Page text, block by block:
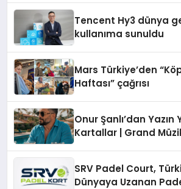
Tencent Hy3 dünya
kullanıma sunuldu
Mars Türkiye’den
Haftası” çağrısı
Onur Şanlı’dan Yazın
Kartallar | Grand
SRV Padel Court,
Dünyaya Uzanan